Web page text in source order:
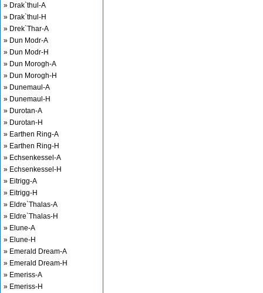
» Drak`thul-A
» Drak`thul-H
» Drek`Thar-A
» Dun Modr-A
» Dun Modr-H
» Dun Morogh-A
» Dun Morogh-H
» Dunemaul-A
» Dunemaul-H
» Durotan-A
» Durotan-H
» Earthen Ring-A
» Earthen Ring-H
» Echsenkessel-A
» Echsenkessel-H
» Eitrigg-A
» Eitrigg-H
» Eldre`Thalas-A
» Eldre`Thalas-H
» Elune-A
» Elune-H
» Emerald Dream-A
» Emerald Dream-H
» Emeriss-A
» Emeriss-H